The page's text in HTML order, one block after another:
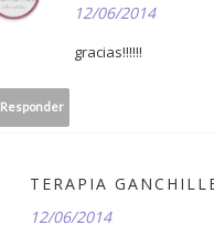
12/06/2014
gracias!!!!!!
Responder
TERAPIA
12/06/2014